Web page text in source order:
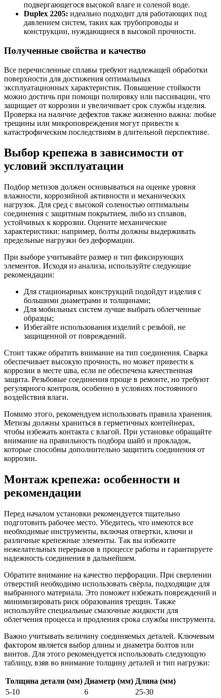
подвергающегося высокой влаге и соленой воде.
Duplex 2205: идеально подходит для работающих под
давлением систем, таких как трубопроводы и
конструкции, нуждающиеся в высокой прочности.
Полученные свойства и качество
Все перечисленные сплавы требуют надлежащей обработки
поверхности для достижения оптимальных
эксплуатационных характеристик. Повышение стойкости
можно достичь при помощи полировку или пассивации, что
защищает от коррозии и увеличивает срок службы изделия.
Проверка на наличие дефектов также жизненно важна: любые
трещины или микроповреждения могут привести к
катастрофическим последствиям в длительной перспективе.
Выбор крепежа в зависимости от
условий эксплуатации
Подбор метизов должен основываться на оценке уровня
влажности, коррозийной активности и механических
нагрузок. Для сред с высокой соленостью оптимальны
соединения с защитным покрытием, либо из сплавов,
устойчивых к коррозии. Оцените механические
характеристики: например, болты должны выдерживать
предельные нагрузки без деформации.
При выборе учитывайте размер и тип фиксирующих
элементов. Исходя из анализа, используйте следующие
рекомендации:
Для стационарных конструкций подойдут изделия с
большими диаметрами и толщинами;
Для мобильных систем лучше выбрать облегченные
образцы;
Избегайте использования изделий с резьбой, не
защищенной от повреждений.
Стоит также обратить внимание на тип соединения. Сварка
обеспечивает высокую прочность, но может привести к
коррозии в месте шва, если не обеспечена качественная
защита. Резьбовые соединения проще в ремонте, но требуют
регулярного контроля, особенно в условиях постоянного
воздействия влаги.
Помимо этого, рекомендуем использовать правила хранения.
Метизы должны храниться в герметичных контейнерах,
чтобы избежать контакта с влагой. При установке обращайте
внимание на правильность подбора шайб и прокладок,
которые способны дополнительно защитить соединения от
коррозии.
Монтаж крепежа: особенности и
рекомендации
Перед началом установки рекомендуется тщательно
подготовить рабочее место. Убедитесь, что имеются все
необходимые инструменты, включая отвертки, ключи и
различные крепежные элементы. Так вы избежите
нежелательных перерывов в процессе работы и гарантируете
надежность соединения в дальнейшем.
Обратите внимание на качество перфорации. При сверлении
отверстий необходимо использовать свёрла, подходящие для
выбранного материала. Это поможет избежать повреждений и
минимизировать риск образования трещин. Также
используйте специальные смазочные жидкости для
облегчения процесса и продления срока службы инструмента.
Важно учитывать величину соединяемых деталей. Ключевым
фактором является выбор длины и диаметра болтов или
винтов. Для этого рекомендуется использовать следующую
таблицу, взяв во внимание толщину деталей и тип нагрузки:
Толщина детали (мм) Диаметр (мм) Длина (мм)
5-10
6
25-30